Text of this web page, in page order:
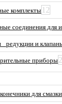
комплекты 12
соединения для
редукции и
приборы2
для смазки